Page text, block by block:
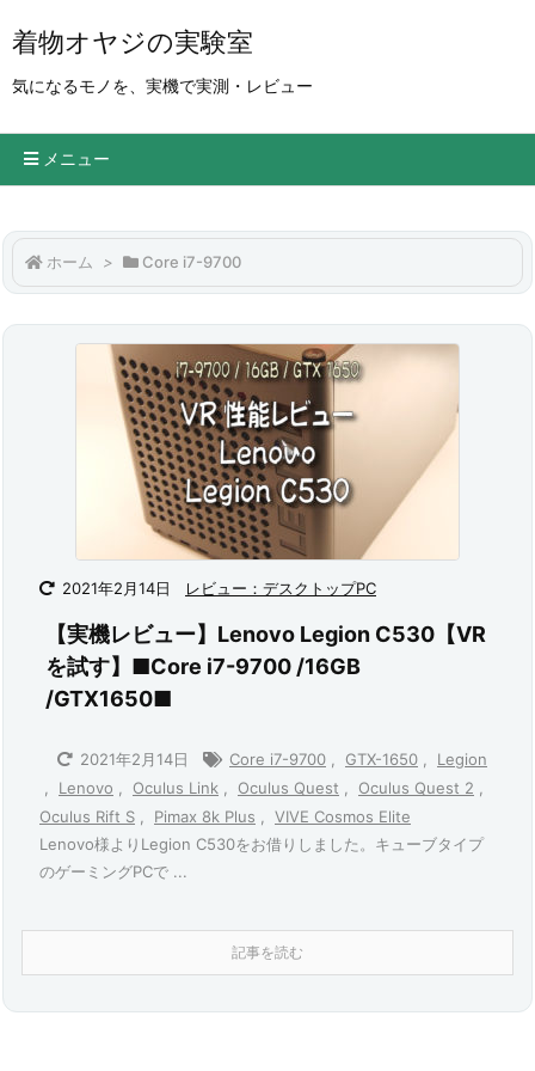
着物オヤジの実験室
気になるモノを、実機で実測・レビュー
メニュー
ホーム > Core i7-9700
2021年2月14日 レビュー：デスクトップPC
【実機レビュー】Lenovo Legion C530【VR
を試す】■Core i7-9700 /16GB
/GTX1650■
2021年2月14日 Core i7-9700 GTX-1650
Legion
Lenovo Oculus Link Oculus Quest Oculus Quest 2
Oculus Rift S
Pimax 8k Plus
VIVE Cosmos Elite
Lenovo様よりLegion C530をお借りしました。キューブタイプ
のゲーミングPCで ...
記事を読む